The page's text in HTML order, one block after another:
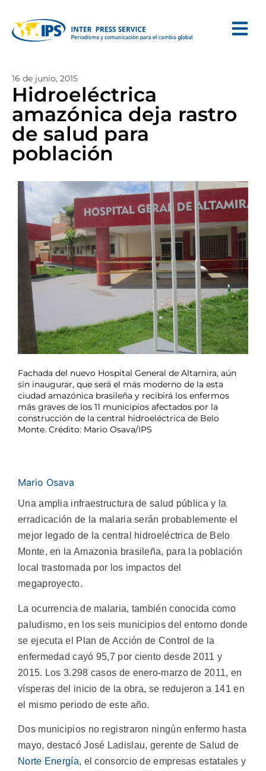
16 de junio, 2015
Hidroeléctrica
amazónica deja rastro
de salud para
población
Fachada del nuevo Hospital General de Altamira, aún
sin inaugurar, que será el más moderno de la esta
ciudad amazónica brasileña y recibirá los enfermos
más graves de los 11 municipios afectados por la
construcción de la central hidroeléctrica de Belo
Monte. Crédito: Mario Osava/IPS
Mario Osava
Una amplia infraestructura de salud pública y la
erradicación de la malaria serán probablemente el
mejor legado de la central hidroeléctrica de Belo
Monte, en la Amazonia brasileña, para la población
local trastornada por los impactos del
megaproyecto.
La ocurrencia de malaria, también conocida como
paludismo, en los seis municipios del entorno donde
se ejecuta el Plan de Acción de Control de la
enfermedad cayó 95,7 por ciento desde 2011 y
2015. Los 3.298 casos de enero-marzo de 2011, en
vísperas del inicio de la obra, se redujeron a 141 en
el mismo periodo de este año.
Dos municipios no registraron ningún enfermo hasta
mayo, destacó José Ladislau, gerente de Salud de
Norte Energía, el consorcio de empresas estatales y